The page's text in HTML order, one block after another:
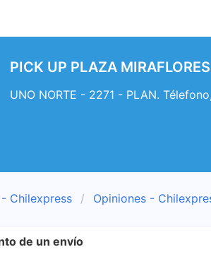
PICK UP PLAZA
UNO NORTE - 2271 - PLAN.
Chilexpress Opiniones -
de un envío